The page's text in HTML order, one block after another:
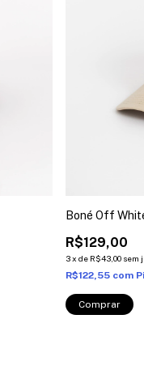
Boné Off
R$129,00
3x de R$43,00 sem
R$122,55 com